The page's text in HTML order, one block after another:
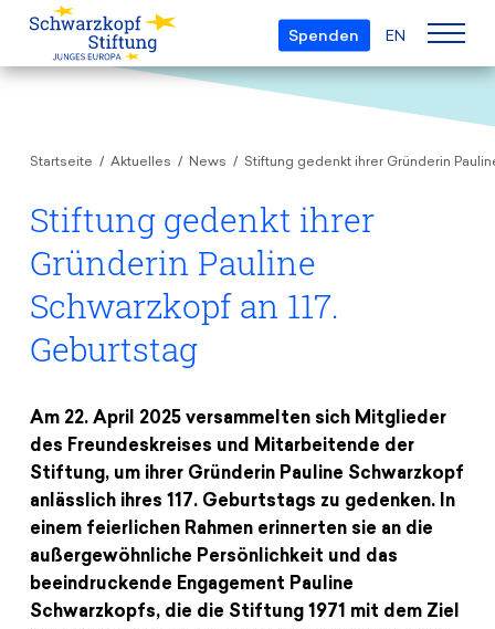
Spenden EN
Die Stiftung
Team
Gremien
Projekte
European Youth Parliament
Understanding Europe
Junge Islam Konferenz
Postmigrant Europe
Zukunft D
Preise
Young European of the Year
Schwarzkopf-Europa-Preis
Bildung & Reisen
Materialien
Reisestipendien
Europa Erleben
Bildungsreisen
Aktuelles
Veranstaltungen
News
Jobs
Presse
Spenden
Suche
Startseite Aktuelles News Stiftung gedenkt ihrer Gründerin
Stiftung gedenkt ihrer
Gründerin Pauline
Schwarzkopf an 117.
Geburtstag
Am 22. April 2025 versammelten sich Mitglieder
des Freundeskreises und Mitarbeitende der
Stiftung, um ihrer Gründerin Pauline Schwarzkopf
anlässlich ihres 117. Geburtstags zu gedenken. In
einem feierlichen Rahmen erinnerten sie an die
außergewöhnliche Persönlichkeit und das
beeindruckende Engagement Pauline
Schwarzkopfs, die die Stiftung 1971 mit dem Ziel